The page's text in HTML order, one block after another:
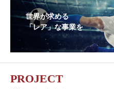
世界が求める
「レア」な事業を
PROJECT